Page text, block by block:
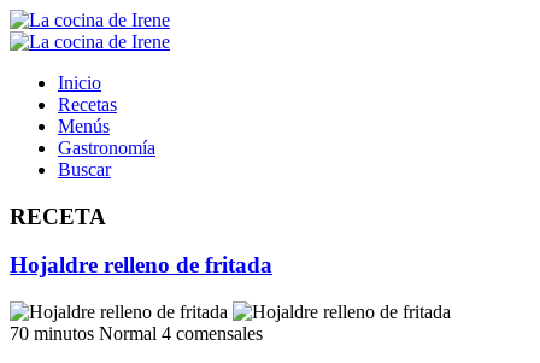
Inicio
Recetas
Menús
Gastronomía
Buscar
RECETA
Hojaldre relleno de fritada
70 minutos Normal 4 comensales